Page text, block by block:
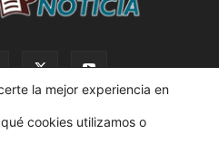
la mejor experiencia en
cookies utilizamos o